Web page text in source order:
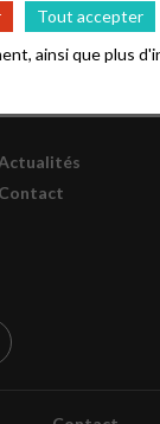
Contact
Tout accepter
ainsi que plus